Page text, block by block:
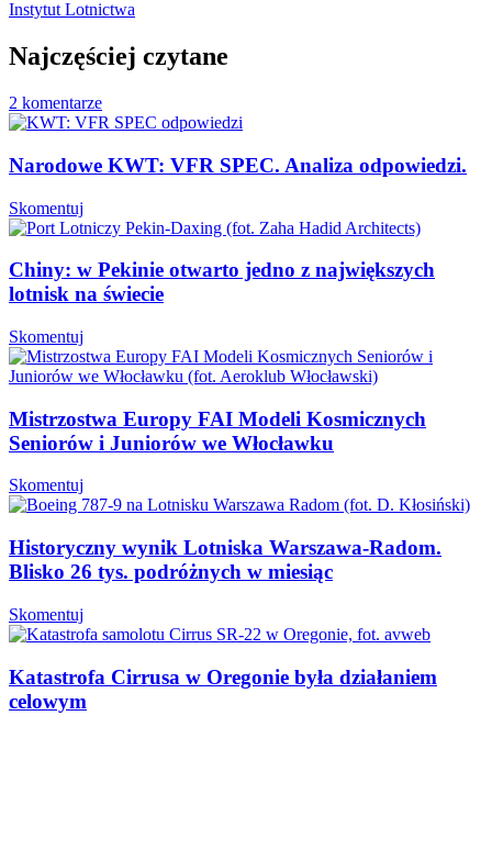
Instytut Lotnictwa
Najczęściej czytane
2 komentarze
Narodowe KWT: VFR SPEC. Analiza odpowiedzi.
Skomentuj
Chiny: w Pekinie otwarto jedno z największych
lotnisk na świecie
Skomentuj
Mistrzostwa Europy FAI Modeli Kosmicznych
Seniorów i Juniorów we Włocławku
Skomentuj
Historyczny wynik Lotniska Warszawa-Radom.
Blisko 26 tys. podróżnych w miesiąc
Skomentuj
Katastrofa Cirrusa w Oregonie była działaniem
celowym